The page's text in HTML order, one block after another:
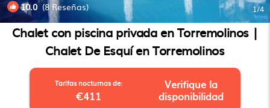
10.0(8 Reseñas) 1/4
Chalet con piscina privada en Torremolinos |
Chalet De Esquí en Torremolinos
Tarifas nocturnas de:
€411
Verifique la
disponibilidad